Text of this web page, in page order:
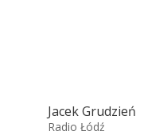
Jacek Grudzień
Radio Łódź